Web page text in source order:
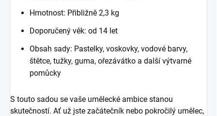
Hmotnost: Přibližně 2,3 kg
Doporučený věk: od 14 let
Obsah sady: Pastelky, voskovky, vodové barvy,
štětce, tužky, guma, ořezávátko a další výtvarné
pomůcky
S touto sadou se vaše umělecké ambice stanou
skutečností. Ať už jste začátečník nebo pokročilý umělec,